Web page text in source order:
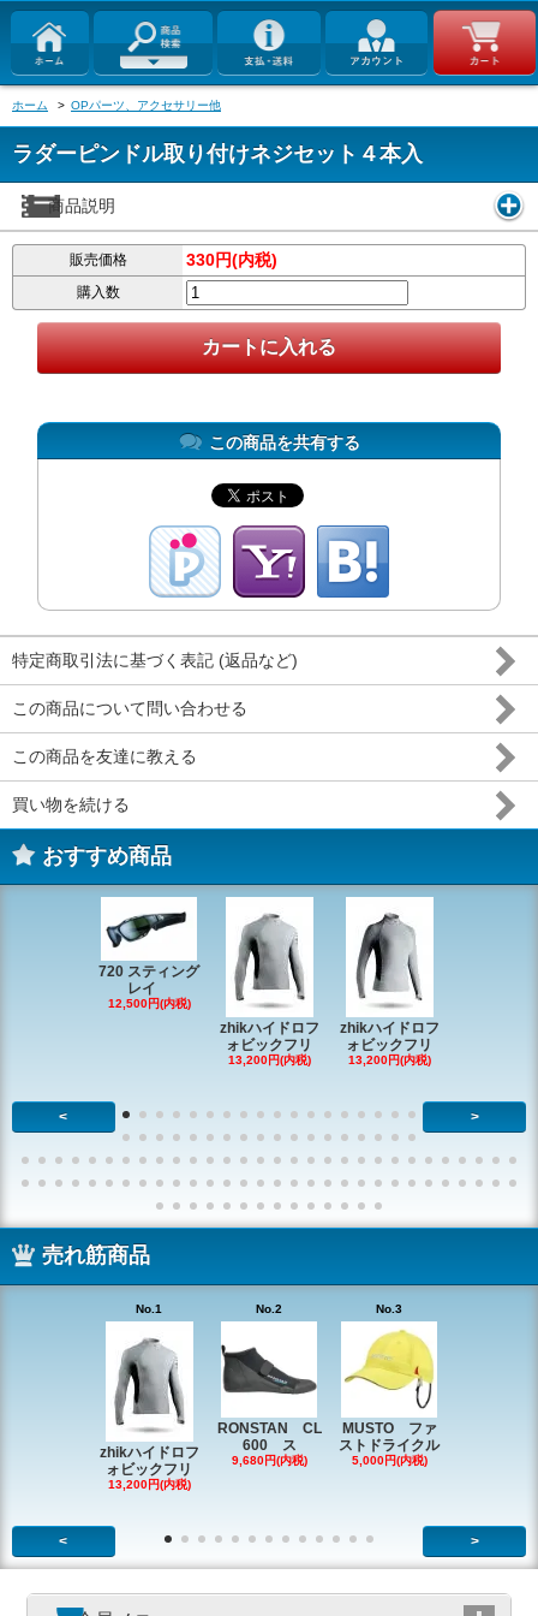
ホーム > OPパーツ、アクセサリー他
ラダーピンドル取り付けネジセット４本入
商品説明
販売価格 330円(内税)
購入数
この商品を共有する
特定商取引法に基づく表記 (返品など)
この商品について問い合わせる
この商品を友達に教える
買い物を続ける
おすすめ商品
720 スティング
レイ
12,500円(内税)
zhikハイドロフ
ォビックフリ
13,200円(内税)
zhikハイドロフ
ォビックフリ
13,200円(内税)
< >
売れ筋商品
No.1
zhikハイドロフ
ォビックフリ
13,200円(内税)
No.2
RONSTAN CL
600 ス
9,680円(内税)
No.3
MUSTO ファ
ストドライクル
5,000円(内税)
< >